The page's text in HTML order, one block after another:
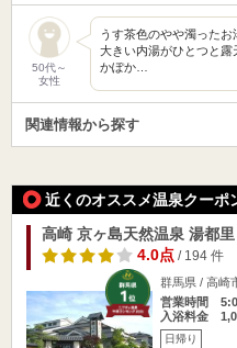
50代～
女性
うす茶色のやや濁ったお
大きい内湯がひとつと
かぽか…
関連情報から探す
近くのオススメ温泉クーポ
高崎 京ヶ島天然温泉 湯都里
4.0点/ 194 件
群馬県 / 高崎
営業時間
入浴料金
日帰り